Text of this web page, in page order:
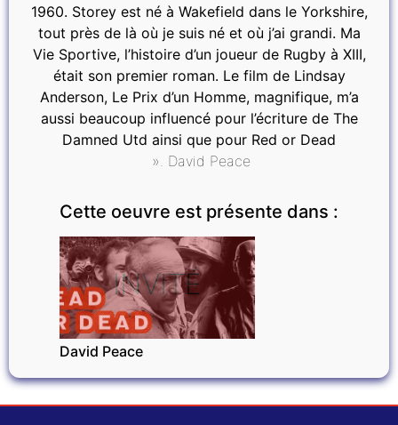
1960. Storey est né à Wakefield dans le Yorkshire,
tout près de là où je suis né et où j’ai grandi. Ma
Vie Sportive, l’histoire d’un joueur de Rugby à XIII,
était son premier roman. Le film de Lindsay
Anderson, Le Prix d’un Homme, magnifique, m’a
aussi beaucoup influencé pour l’écriture de The
Damned Utd ainsi que pour Red or Dead
». David Peace
Cette oeuvre est présente dans :
INVITÉ
David Peace